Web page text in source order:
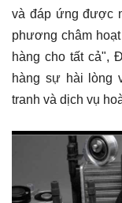
và đáp ứng được
phương châm
hàng cho tất cả",
hàng sự hài lòng
tranh và dịch vụ